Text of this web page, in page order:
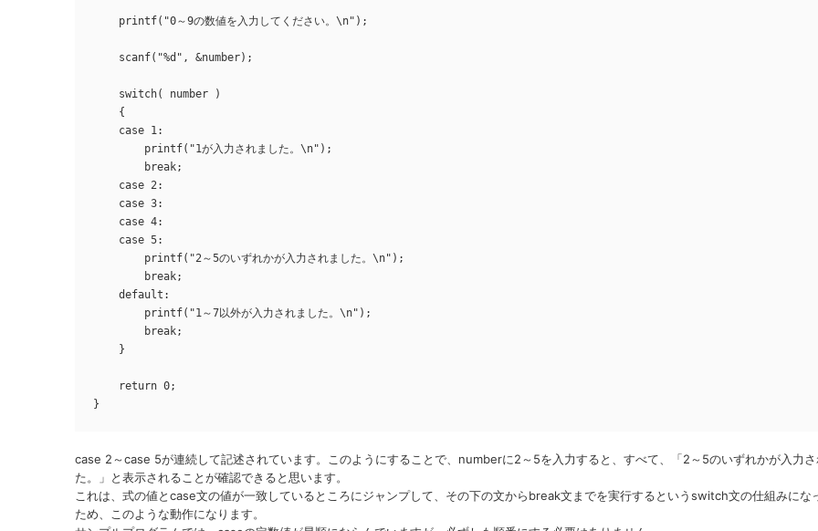
    printf("0～9の数値を入力してください。\n");
    scanf("%d", &number);
    switch( number )
    {
    case 1:
        printf("1が入力されました。\n");
        break;
    case 2:
    case 3:
    case 4:
    case 5:
        printf("2～5のいずれかが入力されました。\n");
        break;
    default:
        printf("1～7以外が入力されました。\n");
        break;
    }
    return 0;
}
case 2～case 5が連続して記述されています。このようにすることで、numberに2～5を入力すると、すべて、「2～5のいずれかが入力さ
た。」と表示されることが確認できると思います。
これは、式の値とcase文の値が一致しているところにジャンプして、その下の文からbreak文までを実行するというswitch文の仕組みにな
ため、このような動作になります。